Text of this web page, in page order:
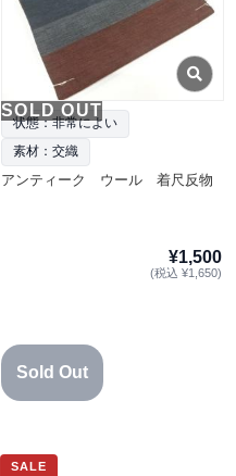
SOLD OUT
状態：非常によい
素材：交織
アンティーク ウール 着尺反物
¥1,500
(税込 ¥1,650)
Sold Out
SALE